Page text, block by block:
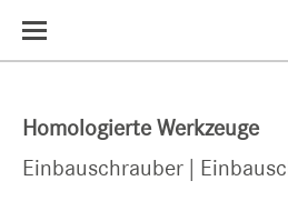
Toggle
Homologierte Werkzeuge
Einbauschrauber |